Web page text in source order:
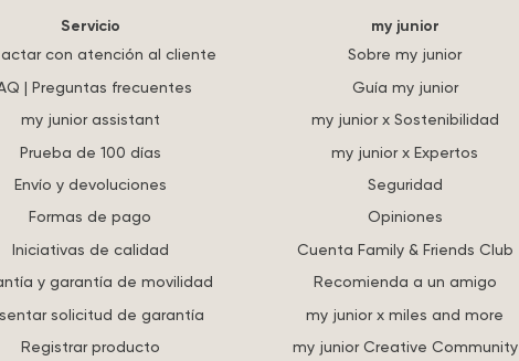
Servicio
con atención al cliente
| Preguntas frecuentes
my junior assistant
Prueba de 100 días
Envío y devoluciones
Formas de pago
Iniciativas de calidad
y garantía de movilidad
solicitud de garantía
Registrar producto
my junior
Sobre my junior
Guía my junior
my junior x Sostenibilidad
my junior x Expertos
Seguridad
Opiniones
Cuenta Family & Friends Club
Recomienda a un amigo
my junior x miles and more
my junior Creative Community